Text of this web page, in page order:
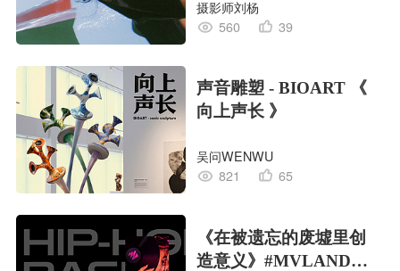
摄影师刘杨
560
39
声音雕塑 - BIOART 《
向上声长 》
吴问WENWU
821
65
《在被遗忘的废墟里创
造意义》#MVLAND嘻